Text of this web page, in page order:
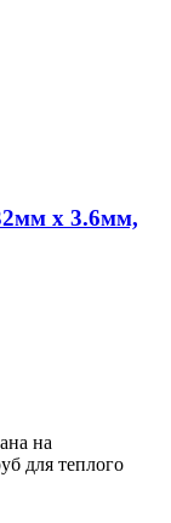
х 3.6мм,
на
для теплого